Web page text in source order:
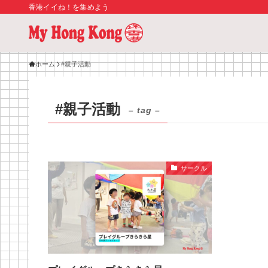
香港イイね！を集めよう
ホーム #親子活動
#親子活動 – tag –
サークル